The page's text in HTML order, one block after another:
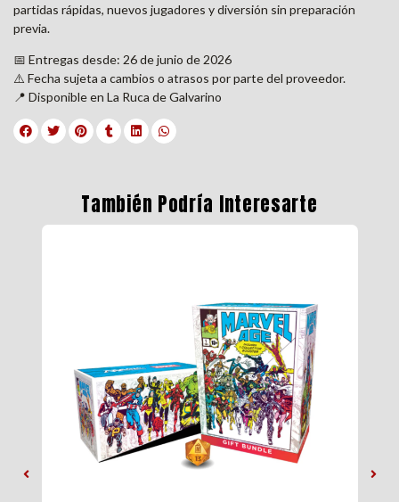
partidas rápidas, nuevos jugadores y diversión sin preparación
previa.
📅 Entregas desde: 26 de junio de 2026
⚠️ Fecha sujeta a cambios o atrasos por parte del proveedor.
📍 Disponible en La Ruca de Galvarino
También Podría Interesarte